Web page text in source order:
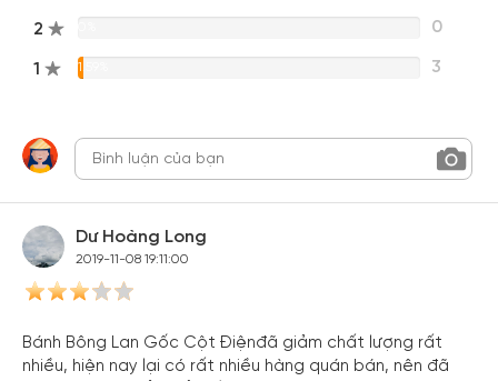
2 0
1 1.59% 3
Dư Hoàng Long
2019-11-08 19:11:00
Bánh Bông Lan Gốc Cột Điệnđã giảm chất lượng rất
nhiều, hiện nay lại có rất nhiều hàng quán bán, nên đã